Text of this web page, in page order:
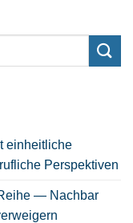
einheitliche
Perspektiven
— Nachbar